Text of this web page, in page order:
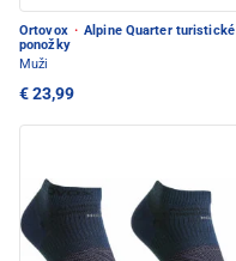
Ortovox · Alpine Quarter turistické
ponožky
Muži
€ 23,99